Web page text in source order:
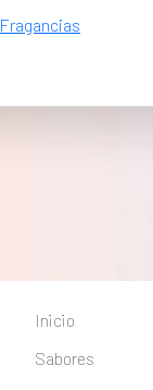
Fragancias
Inicio
Sabores